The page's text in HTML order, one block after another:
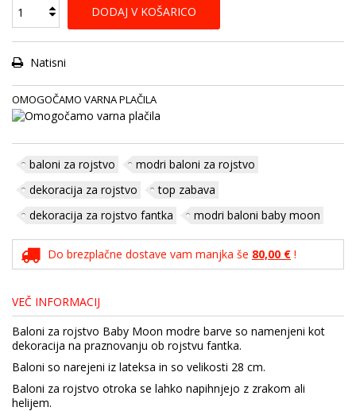
DODAJ V KOŠARICO
Natisni
OMOGOČAMO VARNA PLAČILA
baloni za rojstvo
modri baloni za rojstvo
dekoracija za rojstvo
top zabava
dekoracija za rojstvo fantka
modri baloni baby moon
Do brezplačne dostave vam manjka še 80,00 € !
VEČ INFORMACIJ
Baloni za rojstvo Baby Moon modre barve so namenjeni kot
dekoracija na praznovanju ob rojstvu fantka.
Baloni so narejeni iz lateksa in so velikosti 28 cm.
Baloni za rojstvo otroka se lahko napihnjejo z zrakom ali
helijem.